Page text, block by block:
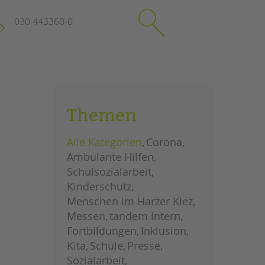
Impressum
Datenschutz
Hinweisgebersystem
Intranet
schließen
030 443360-0
SuchenThemen
Alle Kategorien Corona
Ambulante Hilfen
Schulsozialarbeit
Kinderschutz
Menschen im Harzer Kiez
Messen tandem intern
Fortbildungen Inklusion
Kita Schule Presse
Sozialarbeit